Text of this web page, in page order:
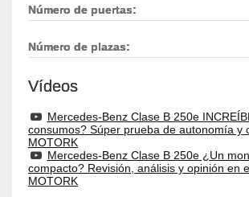
Número de puertas:
Número de plazas:
Vídeos
Mercedes-Benz Clase B 250e
consumos? Súper prueba de autonomía y
MOTORK
Mercedes-Benz Clase B 250e ¿Un
compacto? Revisión, análisis y opinión en
MOTORK